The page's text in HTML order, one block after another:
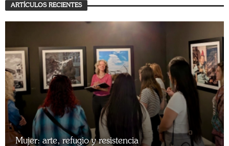
ARTÍCULOS RECIENTES
Mujer: arte, refugio y resistencia